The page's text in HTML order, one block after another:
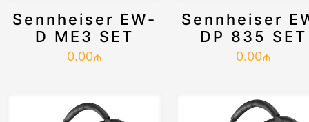
Sennheiser EW-
D ME3 SET
0.00₼
Sennheiser
DP 835 SET
0.00₼